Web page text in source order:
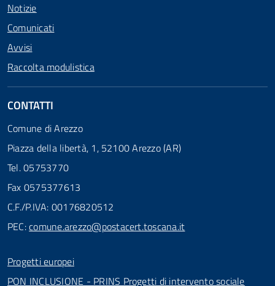
Notizie
Comunicati
Avvisi
Raccolta modulistica
CONTATTI
Comune di Arezzo
Piazza della libertà, 1, 52100 Arezzo (AR)
Tel. 05753770
Fax 0575377613
C.F./P.IVA: 00176820512
PEC:comune.arezzo@postacert.toscana.it
Progetti europei
PON INCLUSIONE - PRINS Progetti di intervento sociale